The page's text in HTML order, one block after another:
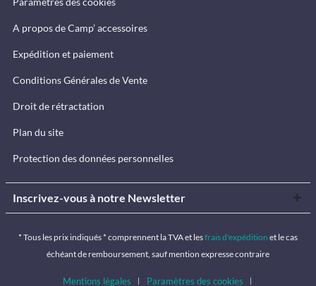
A propos de Camp’ accessoires
Expédition et paiement
Conditions Générales de Vente
Droit de rétractation
Plan du site
Protection des données personnelles
Inscrivez-vous à notre Newsletter
* Tous les prix indiqués * comprennent la TVA et lesfrais d'expédition et le cas
échéant de remboursement, sauf mention expresse contraire
Mentions légales Paramètres des cookies